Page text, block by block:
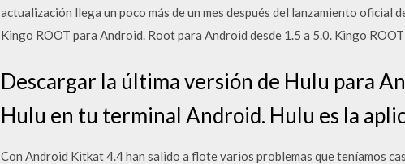
actualización llega un poco más de un mes después del lanzamiento oficial
Kingo ROOT para Android. Root para Android desde 1.5 a 5.0. Kingo
Descargar la última versión de Hulu para
Hulu en tu terminal Android. Hulu es la
Con Android Kitkat 4.4 han salido a flote varios problemas que teníamos